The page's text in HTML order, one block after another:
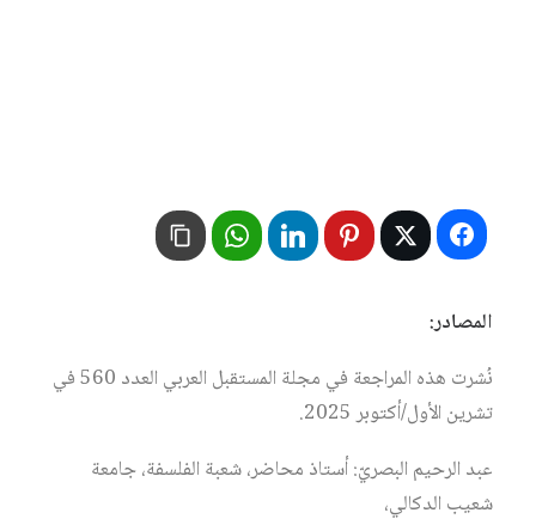
المصادر:
نُشرت هذه المراجعة في مجلة المستقبل العربي العدد 560 في
تشرين الأول/أكتوبر 2025.
عبد الرحيم البصريّ: أستاذ محاضر، شعبة الفلسفة، جامعة
شعيب الدكالي،